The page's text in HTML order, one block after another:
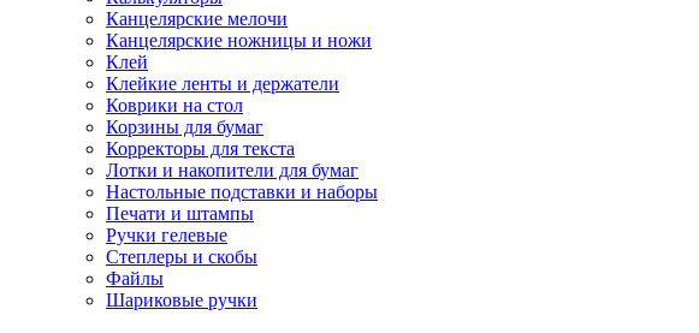
Канцелярские мелочи
Канцелярские ножницы и ножи
Клей
Клейкие ленты и держатели
Коврики на стол
Корзины для бумаг
Корректоры для текста
Лотки и накопители для бумаг
Настольные подставки и наборы
Печати и штампы
Ручки гелевые
Степлеры и скобы
Файлы
Шариковые ручки